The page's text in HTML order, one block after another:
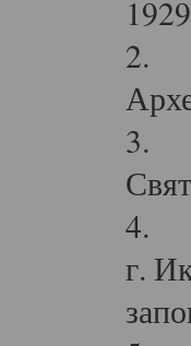
2.
3.
4.
г.